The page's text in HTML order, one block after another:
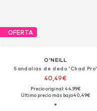
OFERTA
O'NEILL
Sandalias de dedo 'Chad Pro'
40,49€
Precio original: 44,99€
Último precio más bajo:40,49€